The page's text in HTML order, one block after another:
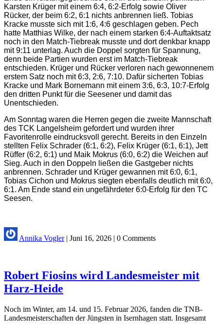
Karsten Krüger mit einem 6:4, 6:2-Erfolg sowie Oliver
Rücker, der beim 6:2, 6:1 nichts anbrennen ließ. Tobias
Kracke musste sich mit 1:6, 4:6 geschlagen geben. Pech
hatte Matthias Wilke, der nach einem starken 6:4-Auftaktsatz
noch in den Match-Tiebreak musste und dort denkbar knapp
mit 9:11 unterlag. Auch die Doppel sorgten für Spannung,
denn beide Partien wurden erst im Match-Tiebreak
entschieden. Krüger und Rücker verloren nach gewonnenem
erstem Satz noch mit 6:3, 2:6, 7:10. Dafür sicherten Tobias
Kracke und Mark Bornemann mit einem 3:6, 6:3, 10:7-Erfolg
den dritten Punkt für die Seesener und damit das
Unentschieden.
Am Sonntag waren die Herren gegen die zweite Mannschaft
des TCK Langelsheim gefordert und wurden ihrer
Favoritenrolle eindrucksvoll gerecht. Bereits in den Einzeln
stellten Felix Schrader (6:1, 6:2), Felix Krüger (6:1, 6:1), Jett
Rüffer (6:2, 6:1) und Maik Mokrus (6:0, 6:2) die Weichen auf
Sieg. Auch in den Doppeln ließen die Gastgeber nichts
anbrennen. Schrader und Krüger gewannen mit 6:0, 6:1,
Tobias Cichon und Mokrus siegten ebenfalls deutlich mit 6:0,
6:1. Am Ende stand ein ungefährdeter 6:0-Erfolg für den TC
Seesen.
Annika Vogler| Juni 16, 2026 | 0 Comments
Robert Fiosins wird Landesmeister mit
Harz-Heide
Noch im Winter, am 14. und 15. Februar 2026, fanden die TNB-
Landesmeisterschaften der Jüngsten in Isernhagen statt. Insgesamt